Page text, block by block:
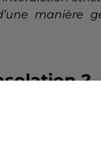
manière
?
pas
à de
dérogations